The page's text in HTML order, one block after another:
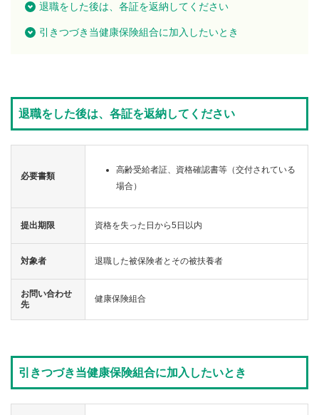
業
各
種
続
申
請
書
一
よ
く
質
問
組
退職をした後は、各証を返納してください
引きつづき当健康保険組合に加入したいとき
退職をした後は、各証を返納してください
必要書類
高齢受給者証、資格確認書等（交付されている
場合）
提出期限 資格を失った日から5日以内
対象者 退職した被保険者とその被扶養者
お問い合わせ
先
健康保険組合
引きつづき当健康保険組合に加入したいとき